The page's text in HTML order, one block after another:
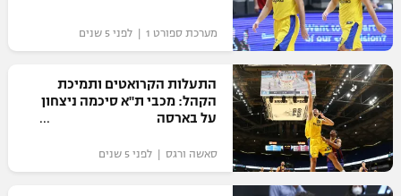
מערכת ספורט 1 | לפני 5 שנים
התעלות הקרואטים ותמיכת
הקהל: מכבי ת"א סיכמה ניצחון
על בארסה
סאשה ורגס | לפני 5 שנים